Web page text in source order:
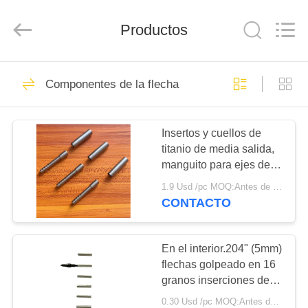
HOGAR
PRODUCTOS
SOBRE
NOSOTROS
VIAJE
FÁBRICA
Arrows.
Flechas enteras del
carbono
Búsqueda de
flechas
93
Productos
Componentes de la flecha
Insertos y cuellos de
titanio de media salida,
manguito para ejes de
.165" y .204"
1.9 Usd /pc MOQ:Antes de su uso, verifique que el producto esté en buenas condiciones. No lo utilice si hay algún de
CONTACTO
En el interior.204" (5mm)
flechas golpeado en 16
granos inserciones de
aluminio y golpeado en
0.30 Usd /pc MOQ:Antes de su uso, verifique que el producto esté en buenas condiciones. No lo utilice si hay algún de